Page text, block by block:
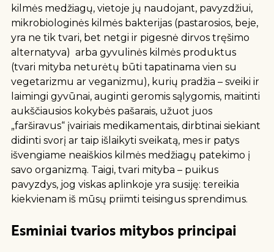
kilmės medžiagų, vietoje jų naudojant, pavyzdžiui,
mikrobiologinės kilmės bakterijas (pastarosios, beje,
yra ne tik tvari, bet netgi ir pigesnė dirvos tręšimo
alternatyva) arba gyvulinės kilmės produktus
(tvari mityba neturėtų būti tapatinama vien su
vegetarizmu ar veganizmu), kurių pradžia – sveiki ir
laimingi gyvūnai, auginti geromis sąlygomis, maitinti
aukščiausios kokybės pašarais, užuot juos
„farširavus“ įvairiais medikamentais, dirbtinai siekiant
didinti svorį ar taip išlaikyti sveikatą, mes ir patys
išvengiame neaiškios kilmės medžiagų patekimo į
savo organizmą. Taigi, tvari mityba – puikus
pavyzdys, jog viskas aplinkoje yra susiję: tereikia
kiekvienam iš mūsų priimti teisingus sprendimus.
Esminiai tvarios mitybos principai